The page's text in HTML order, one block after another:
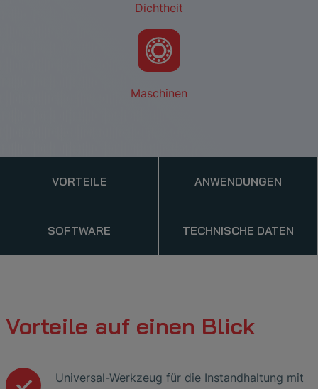
Dichtheit
Maschinen
VORTEILE ANWENDUNGEN
SOFTWARE TECHNISCHE DATEN
Vorteile auf einen Blick
Universal-Werkzeug für die Instandhaltung mit